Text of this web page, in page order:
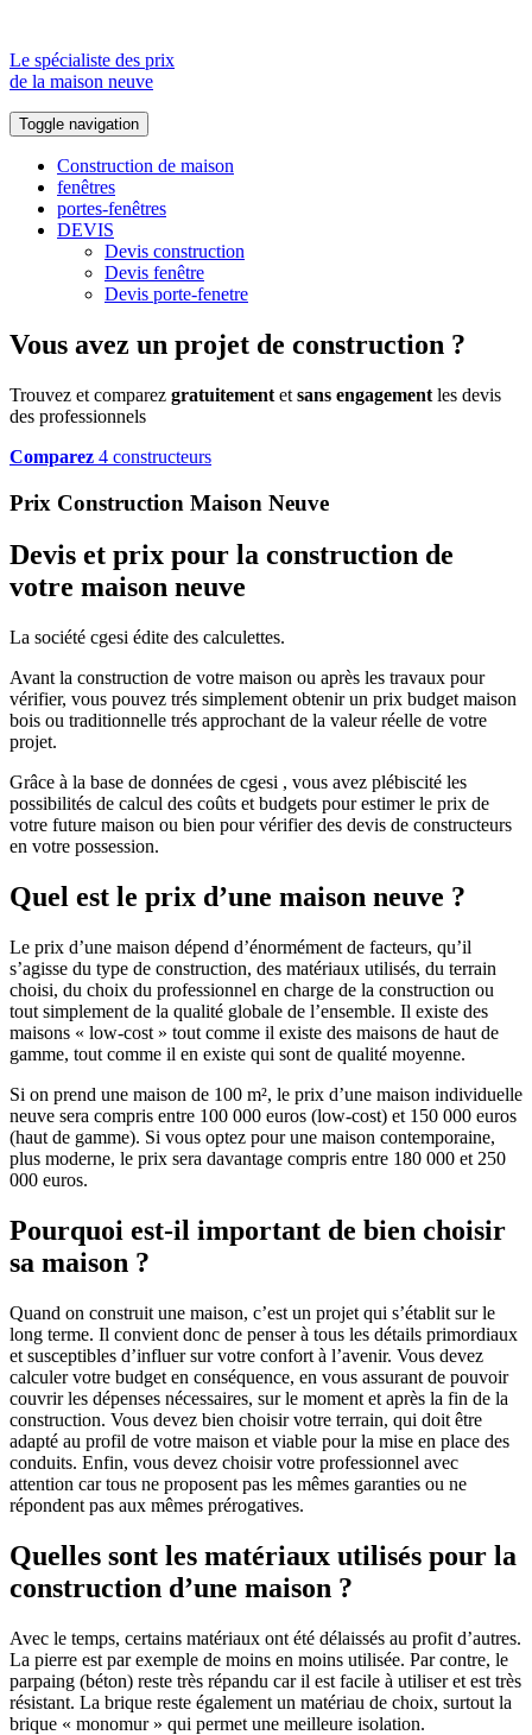
Le spécialiste des prix
de la maison neuve
Toggle navigation
Construction de maison
fenêtres
portes-fenêtres
DEVIS
Devis construction
Devis fenêtre
Devis porte-fenetre
Vous avez un projet de construction ?
Trouvez et comparez gratuitement et sans engagement les devis
des professionnels
Comparez 4 constructeurs
Prix Construction Maison Neuve
Devis et prix pour la construction de
votre maison neuve
La société cgesi édite des calculettes.
Avant la construction de votre maison ou après les travaux pour
vérifier, vous pouvez trés simplement obtenir un prix budget maison
bois ou traditionnelle trés approchant de la valeur réelle de votre
projet.
Grâce à la base de données de cgesi , vous avez plébiscité les
possibilités de calcul des coûts et budgets pour estimer le prix de
votre future maison ou bien pour vérifier des devis de constructeurs
en votre possession.
Quel est le prix d’une maison neuve ?
Le prix d’une maison dépend d’énormément de facteurs, qu’il
s’agisse du type de construction, des matériaux utilisés, du terrain
choisi, du choix du professionnel en charge de la construction ou
tout simplement de la qualité globale de l’ensemble. Il existe des
maisons « low-cost » tout comme il existe des maisons de haut de
gamme, tout comme il en existe qui sont de qualité moyenne.
Si on prend une maison de 100 m², le prix d’une maison individuelle
neuve sera compris entre 100 000 euros (low-cost) et 150 000 euros
(haut de gamme). Si vous optez pour une maison contemporaine,
plus moderne, le prix sera davantage compris entre 180 000 et 250
000 euros.
Pourquoi est-il important de bien choisir
sa maison ?
Quand on construit une maison, c’est un projet qui s’établit sur le
long terme. Il convient donc de penser à tous les détails primordiaux
et susceptibles d’influer sur votre confort à l’avenir. Vous devez
calculer votre budget en conséquence, en vous assurant de pouvoir
couvrir les dépenses nécessaires, sur le moment et après la fin de la
construction. Vous devez bien choisir votre terrain, qui doit être
adapté au profil de votre maison et viable pour la mise en place des
conduits. Enfin, vous devez choisir votre professionnel avec
attention car tous ne proposent pas les mêmes garanties ou ne
répondent pas aux mêmes prérogatives.
Quelles sont les matériaux utilisés pour la
construction d’une maison ?
Avec le temps, certains matériaux ont été délaissés au profit d’autres.
La pierre est par exemple de moins en moins utilisée. Par contre, le
parpaing (béton) reste très répandu car il est facile à utiliser et est très
résistant. La brique reste également un matériau de choix, surtout la
brique « monomur » qui permet une meilleure isolation.